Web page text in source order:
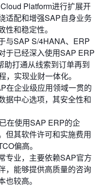
Platform进行扩展开
适配和增强SAP自身业务
和稳定性。
与SAP S/4HANA、ERP
于已经深入使用SAP ERP
打通从线索到订单再到
，实现业财一体化。
在企业级应用领域一贯的
据中心选项，其安全性和
在使用SAP ERP的企
但其软件许可和实施费用
偏高。
专业，主要依赖SAP官方
，能够提供高质量的咨询
较高。